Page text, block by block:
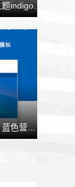
分享
发布